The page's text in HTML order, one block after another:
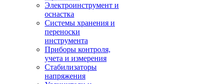
Электроинструмент и
оснастка
Системы хранения и
переноски
инструмента
Приборы контроля,
учета и измерения
Стабилизаторы
напряжения